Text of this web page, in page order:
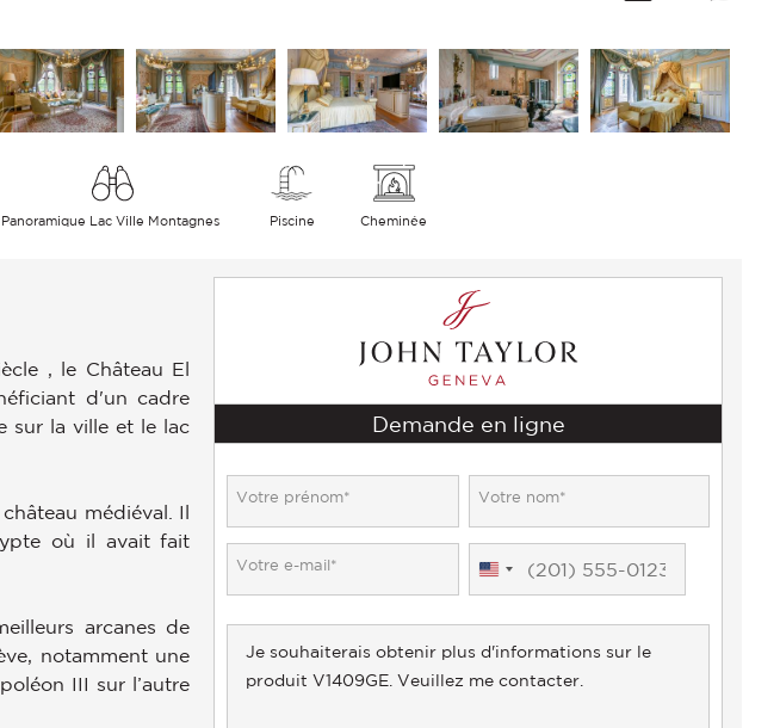
Panoramique Lac Ville Montagnes Piscine Cheminée
, le Château El
d'un cadre
sur la ville et le lac
médiéval. Il
où il avait fait
arcanes de
notamment une
III sur l’autre
Demande en ligne
United